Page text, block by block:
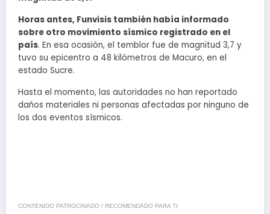
Horas antes, Funvisis también había informado
sobre otro movimiento sísmico registrado en el
país. En esa ocasión, el temblor fue de magnitud 3,7 y
tuvo su epicentro a 48 kilómetros de Macuro, en el
estado Sucre.
Hasta el momento, las autoridades no han reportado
daños materiales ni personas afectadas por ninguno de
los dos eventos sísmicos.
CONTENIDO PATROCINADO / RECOMENDADO PARA TI